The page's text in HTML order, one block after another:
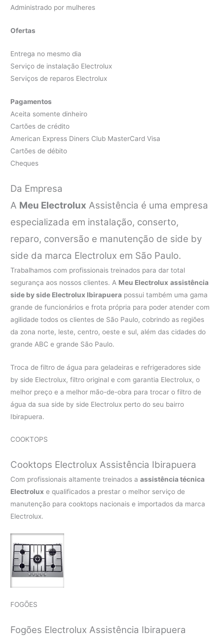
Administrado por mulheres
Ofertas
Entrega no mesmo dia
Serviço de instalação Electrolux
Serviços de reparos Electrolux
Pagamentos
Aceita somente dinheiro
Cartões de crédito
American Express Diners Club MasterCard Visa
Cartões de débito
Cheques
Da Empresa
A Meu Electrolux Assistência é uma empresa
especializada em instalação, conserto,
reparo, conversão e manutenção de side by
side da marca Electrolux em São Paulo.
Trabalhamos com profissionais treinados para dar total
segurança aos nossos clientes. A Meu Electrolux assistência
side by side Electrolux Ibirapuera possui também uma gama
grande de funcionários e frota própria para poder atender com
agilidade todos os clientes de São Paulo, cobrindo as regiões
da zona norte, leste, centro, oeste e sul, além das cidades do
grande ABC e grande São Paulo.
Troca de filtro de água para geladeiras e refrigeradores side
by side Electrolux, filtro original e com garantia Electrolux, o
melhor preço e a melhor mão-de-obra para trocar o filtro de
água da sua side by side Electrolux perto do seu bairro
Ibirapuera.
COOKTOPS
Cooktops Electrolux Assistência Ibirapuera
Com profissionais altamente treinados aassistência técnica
Electrolux e qualificados a prestar o melhor serviço de
manutenção para cooktops nacionais e importados da marca
Electrolux.
FOGÕES
Fogões Electrolux Assistência Ibirapuera